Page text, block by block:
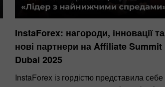
InstaForex: нагороди, інновації та
нові партнери на Affiliate Summit
Dubai 2025
InstaForex із гордістю представила себе